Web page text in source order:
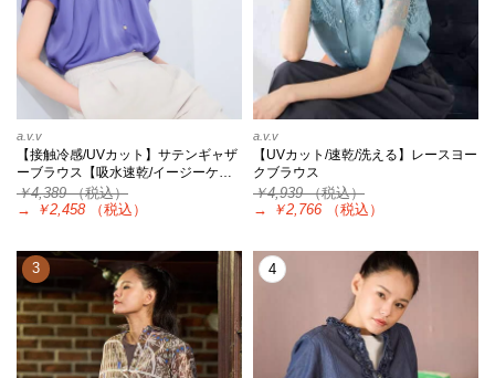
a.v.v
【接触冷感/UVカット】サテンギャザ
ーブラウス【吸水速乾/イージーケ…
￥4,389（税込）
→
￥2,458 （税込）
a.v.v
【UVカット/速乾/洗える】レースヨー
クブラウス
￥4,939（税込）
→
￥2,766 （税込）
3 4